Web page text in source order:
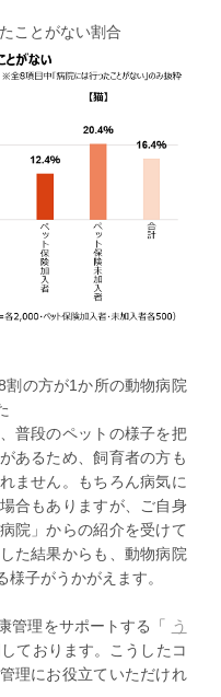
ことがない割合
の方が1か所の動物病院
普段のペットの様子を把
あるため、飼育者の方も
ません。もちろん病気に
合もありますが、ご自身
院」からの紹介を受けて
た結果からも、動物病院
子がうかがえます。
管理をサポートする「
う
しております。こうしたコ
理にお役立ていただけれ